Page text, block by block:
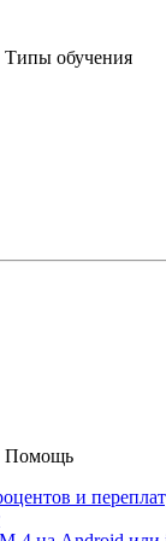
Типы обучения
Помощь
и